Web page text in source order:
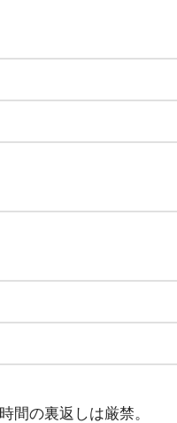
間の裏返しは厳禁。